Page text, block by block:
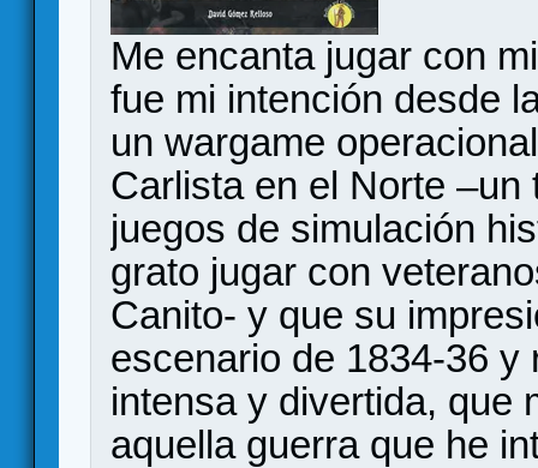
Me encanta jugar con
fue mi intención desde
un wargame
Carlista en el Norte
juegos de simulación
grato jugar con
Canito- y que su
escenario de 1834-36 y
intensa y divertida, que
aquella guerra que he